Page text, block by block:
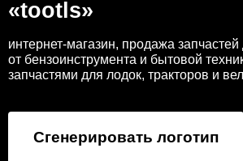
«tootls»
интернет-магазин, продажа
от бензоинструмента и бытовой
запчастями для лодок, тракторов и
Сгенерировать логотип